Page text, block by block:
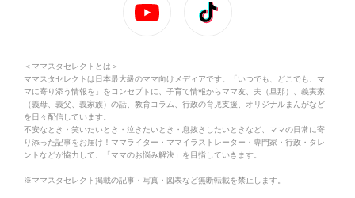
＜ママスタセレクトとは＞
ママスタセレクトは日本最大級のママ向けメディアです。「いつでも、どこでも、マ
マに寄り添う情報を」をコンセプトに、子育て情報からママ友、夫（旦那）、義実家
（義母、義父、義家族）の話、教育コラム、行政の育児支援、オリジナルまんがなど
を日々配信しています。
不安なとき・笑いたいとき・泣きたいとき・息抜きしたいときなど、ママの日常に寄
り添った記事をお届け！ママライター・ママイラストレーター・専門家・行政・タレ
ントなどが協力して、「ママのお悩み解決」を目指していきます。
※ママスタセレクト掲載の記事・写真・図表など無断転載を禁止します。